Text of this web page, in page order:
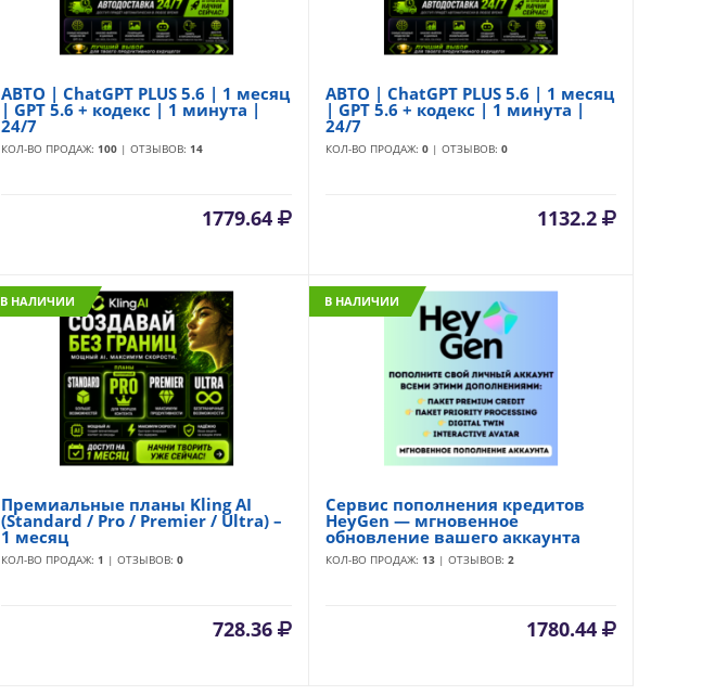
АВТО | ChatGPT PLUS 5.6 | 1 месяц
| GPT 5.6 + кодекс | 1 минута |
24/7
КОЛ-ВО ПРОДАЖ: 100 | ОТЗЫВОВ: 14
1779.64
АВТО | ChatGPT PLUS 5.6 | 1 месяц
| GPT 5.6 + кодекс | 1 минута |
24/7
КОЛ-ВО ПРОДАЖ: 0 | ОТЗЫВОВ: 0
1132.2
В НАЛИЧИИ
Премиальные планы Kling AI
(Standard / Pro / Premier / Ultra) –
1 месяц
КОЛ-ВО ПРОДАЖ: 1 | ОТЗЫВОВ: 0
728.36
В НАЛИЧИИ
Сервис пополнения кредитов
HeyGen — мгновенное
обновление вашего аккаунта
КОЛ-ВО ПРОДАЖ: 13 | ОТЗЫВОВ: 2
1780.44